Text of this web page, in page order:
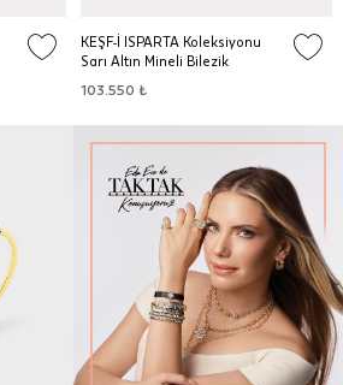
KEŞF-İ ISPARTA Koleksiyonu
Sarı Altın Mineli Bilezik
103.550 ₺